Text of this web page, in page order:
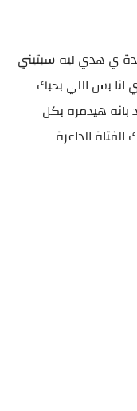
ي هدي ليه سبتيني
بس اللي بحبك
هيدمره بكل
الداعرة